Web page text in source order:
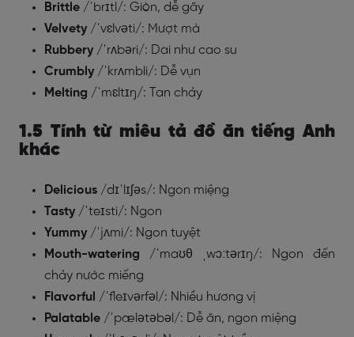
Brittle /ˈbrɪtl/: Giòn, dễ gãy
Velvety /ˈvɛlvəti/: Mượt mà
Rubbery /ˈrʌbəri/: Dai như cao su
Crumbly /ˈkrʌmbli/: Dễ vụn
Melting /ˈmɛltɪŋ/: Tan chảy
1.5 Tính từ miêu tả đồ ăn tiếng Anh
khác
Delicious /dɪˈlɪʃəs/: Ngon miệng
Tasty /ˈteɪsti/: Ngon
Yummy /ˈjʌmi/: Ngon tuyệt
Mouth-watering /ˈmaʊθ ˌwɔːtərɪŋ/: Ngon đến
chảy nước miếng
Flavorful /ˈfleɪvərfəl/: Nhiều hương vị
Palatable /ˈpælətəbəl/: Dễ ăn, ngon miệng